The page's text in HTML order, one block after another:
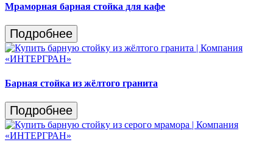
Мраморная барная стойка для кафе
Подробнее
Барная стойка из жёлтого гранита
Подробнее